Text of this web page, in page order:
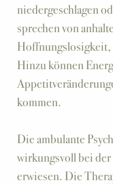
niedergeschlagen
sprechen von
Hoffnungslosigkeit,
Hinzu können
kommen.
Die ambulante
wirkungsvoll bei
erwiesen. Die